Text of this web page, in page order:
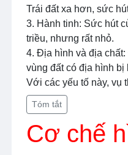
Trái đất xa hơn, sức
3. Hành tinh: Sức hút
triều, nhưng rất nhỏ.
4. Địa hình và địa
vùng đất có địa hình bị
Với các yếu tố này, vụ
Tóm tắt
Cơ chế